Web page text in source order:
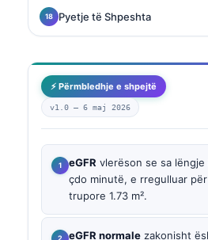
Pyetje të Shpeshta
⚡ Përmbledhje e shpejtë
v1.0 — 6 maj 2026
eGFR vlerëson se sa
çdo minutë, e rregulluar
trupore 1.73 m².
eGFR normale zakonisht